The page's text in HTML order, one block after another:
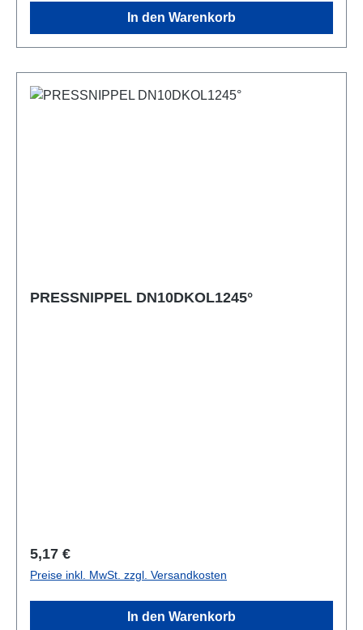
In den Warenkorb
PRESSNIPPEL DN10DKOL1245°
Regulärer Preis:
5,17 €
Preise inkl. MwSt. zzgl. Versandkosten
In den Warenkorb